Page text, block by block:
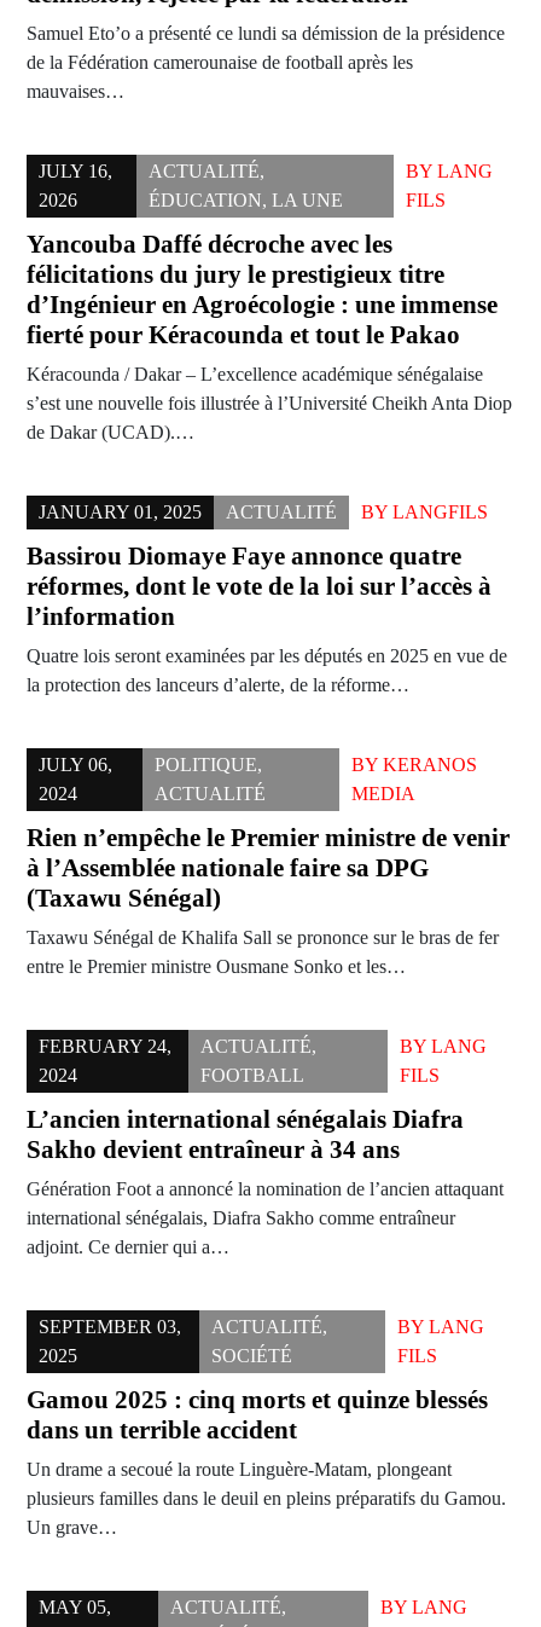
Samuel Eto’o a présenté ce lundi sa démission de la présidence
de la Fédération camerounaise de football après les
mauvaises…
JULY 16,
2026
ACTUALITÉ,
ÉDUCATION,LA UNE
BY LANG
FILS
Yancouba Daffé décroche avec les
félicitations du jury le prestigieux titre
d’Ingénieur en Agroécologie : une immense
fierté pour Kéracounda et tout le Pakao
Kéracounda / Dakar – L’excellence académique sénégalaise
s’est une nouvelle fois illustrée à l’Université Cheikh Anta Diop
de Dakar (UCAD).…
JANUARY 01, 2025 ACTUALITÉ BY LANGFILS
Bassirou Diomaye Faye annonce quatre
réformes, dont le vote de la loi sur l’accès à
l’information
Quatre lois seront examinées par les députés en 2025 en vue de
la protection des lanceurs d’alerte, de la réforme…
JULY 06,
2024
POLITIQUE,
ACTUALITÉ
BY KERANOS
MEDIA
Rien n’empêche le Premier ministre de venir
à l’Assemblée nationale faire sa DPG
(Taxawu Sénégal)
Taxawu Sénégal de Khalifa Sall se prononce sur le bras de fer
entre le Premier ministre Ousmane Sonko et les…
FEBRUARY 24,
2024
ACTUALITÉ,
FOOTBALL
BY LANG
FILS
L’ancien international sénégalais Diafra
Sakho devient entraîneur à 34 ans
Génération Foot a annoncé la nomination de l’ancien attaquant
international sénégalais, Diafra Sakho comme entraîneur
adjoint. Ce dernier qui a…
SEPTEMBER 03,
2025
ACTUALITÉ,
SOCIÉTÉ
BY LANG
FILS
Gamou 2025 : cinq morts et quinze blessés
dans un terrible accident
Un drame a secoué la route Linguère-Matam, plongeant
plusieurs familles dans le deuil en pleins préparatifs du Gamou.
Un grave…
MAY 05,
ACTUALITÉ,
BYLANG